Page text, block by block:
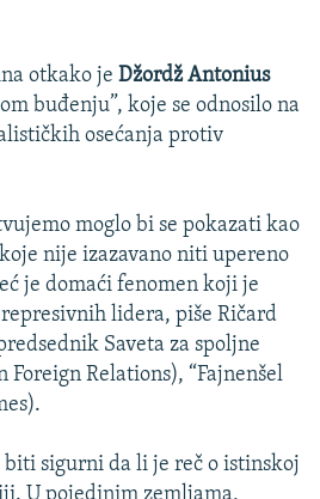
otkako je Džordž Antonius
buđenju”, koje se odnosilo na
osećanja protiv
moglo bi se pokazati kao
nije izazavano niti upereno
je domaći fenomen koji je
lidera, piše Ričard
Saveta za spoljne
Foreign Relations), “Fajnenšel
sigurni da li je reč o istinskoj